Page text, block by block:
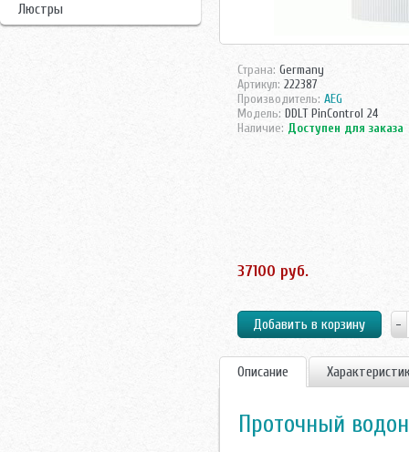
Люстры
Страна: Germany
Артикул: 222387
Производитель: AEG
Модель: DDLT PinControl 24
Наличие: Доступен для заказа
37100 руб.
Описание
Проточный